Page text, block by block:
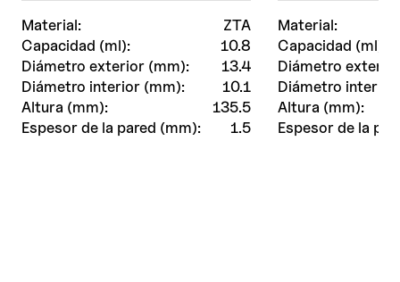
Material:
ZTA
Capacidad (ml):
10.8
Diámetro exterior (mm):
13.4
Diámetro interior (mm):
10.1
Altura (mm):
135.5
Espesor de la pared (mm):
1.5
Material:
Capacidad (ml):
Diámetro
Diámetro interior
Altura (mm):
Espesor de la